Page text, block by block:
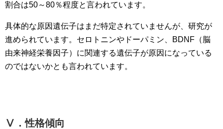
割合は50～80％程度と言われています。
具体的な原因遺伝子はまだ特定されていませんが、研究が
進められています。セロトニンやドーパミン、BDNF（脳
由来神経栄養因子）に関連する遺伝子が原因になっている
のではないかとも言われています。
Ⅴ．性格傾向